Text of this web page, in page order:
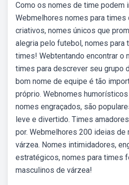
Como os nomes de time podem
Webmelhores nomes para
criativos, nomes únicos que
alegria pelo futebol, nomes para
times! Webtentando encontrar o
times para descrever seu grupo
bom nome de equipe é tão
próprio. Webnomes
nomes engraçados, são
leve e divertido. Times
por. Webmelhores 200 ideias
várzea. Nomes intimidadores,
estratégicos, nomes para times
masculinos de várzea!